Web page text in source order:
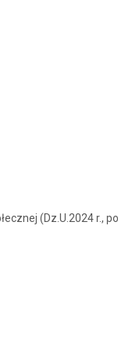
(Dz.U.2024 r.,